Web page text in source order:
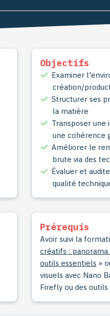
Objectifs
Examiner
création/
Structurer ses
la matière
Transposer une
une cohérence
Améliorer le
brute via des
Évaluer et
qualité
Prérequis
Avoir suivi la
créatifs :
outils essentiels »
visuels avec Nano
Firefly ou des outils